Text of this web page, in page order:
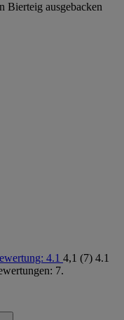
Bierteig ausgebacken
4.1 4,1 (7) 4.1
7.